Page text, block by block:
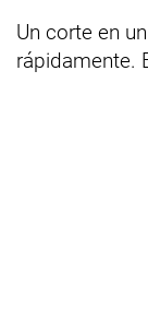
Un corte en
rápidamente.